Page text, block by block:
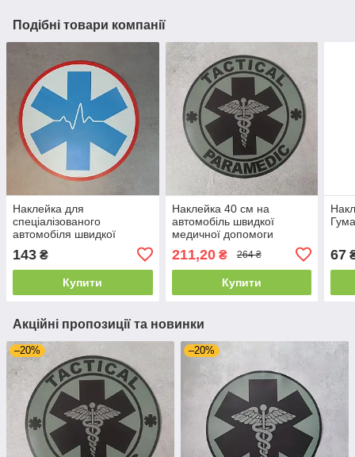
Подібні товари компанії
Наклейка для
спеціалізованого
автомобіля швидкої
143 ₴
Купити
Наклейка 40 см на
автомобіль швидкої
медичної допомоги
211,20₴ 264 ₴
Купити
67
Акційні пропозиції та новинки
–20% –20%